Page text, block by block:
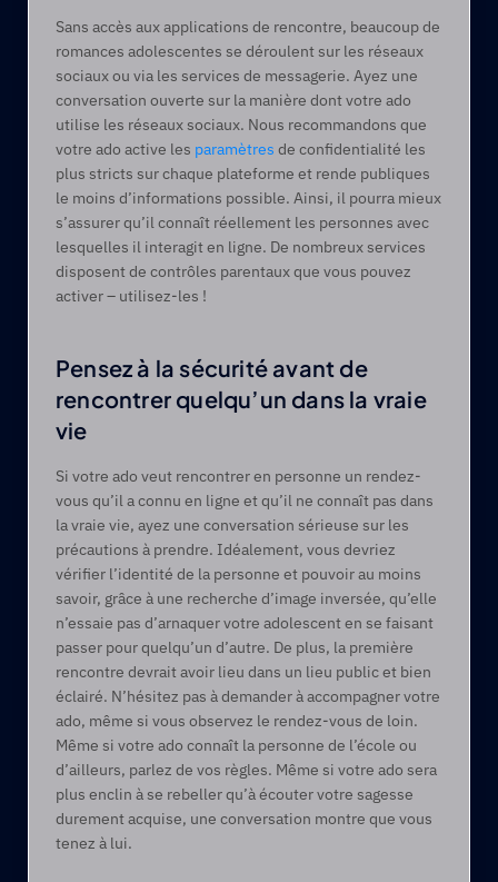
Sans accès aux applications de rencontre, beaucoup de
romances adolescentes se déroulent sur les réseaux
sociaux ou via les services de messagerie. Ayez une
conversation ouverte sur la manière dont votre ado
utilise les réseaux sociaux. Nous recommandons que
votre ado active les paramètres de confidentialité les
plus stricts sur chaque plateforme et rende publiques
le moins d’informations possible. Ainsi, il pourra mieux
s’assurer qu’il connaît réellement les personnes avec
lesquelles il interagit en ligne. De nombreux services
disposent de contrôles parentaux que vous pouvez
activer – utilisez-les !
Pensez à la sécurité avant de
rencontrer quelqu’un dans la vraie
vie
Si votre ado veut rencontrer en personne un rendez-
vous qu’il a connu en ligne et qu’il ne connaît pas dans
la vraie vie, ayez une conversation sérieuse sur les
précautions à prendre. Idéalement, vous devriez
vérifier l’identité de la personne et pouvoir au moins
savoir, grâce à une recherche d’image inversée, qu’elle
n’essaie pas d’arnaquer votre adolescent en se faisant
passer pour quelqu’un d’autre. De plus, la première
rencontre devrait avoir lieu dans un lieu public et bien
éclairé. N’hésitez pas à demander à accompagner votre
ado, même si vous observez le rendez-vous de loin.
Même si votre ado connaît la personne de l’école ou
d’ailleurs, parlez de vos règles. Même si votre ado sera
plus enclin à se rebeller qu’à écouter votre sagesse
durement acquise, une conversation montre que vous
tenez à lui.